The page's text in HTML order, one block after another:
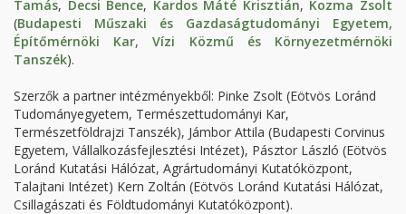
Tamás, Decsi Bence, Kardos Máté Krisztián, Kozma Zsolt
(Budapesti Műszaki és Gazdaságtudományi Egyetem,
Építőmérnöki Kar, Vízi Közmű és Környezetmérnöki
Tanszék).
Szerzők a partner intézményekből: Pinke Zsolt (Eötvös Loránd
Tudományegyetem, Természettudományi Kar,
Természetföldrajzi Tanszék), Jámbor Attila (Budapesti Corvinus
Egyetem, Vállalkozásfejlesztési Intézet), Pásztor László (Eötvös
Loránd Kutatási Hálózat, Agrártudományi Kutatóközpont,
Talajtani Intézet) Kern Zoltán (Eötvös Loránd Kutatási Hálózat,
Csillagászati és Földtudományi Kutatóközpont).